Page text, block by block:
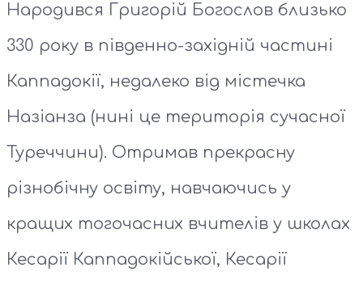
Народився Григорій Богослов близько
330 року в південно-західній частині
Каппадокії, недалеко від містечка
Назіанза (нині це територія сучасної
Туреччини). Отримав прекрасну
різнобічну освіту, навчаючись у
кращих тогочасних вчителів у школах
Кесарії Каппадокійської, Кесарії